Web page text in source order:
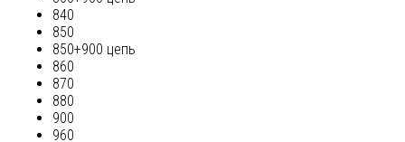
840
850
850+900 цепь
860
870
880
900
960